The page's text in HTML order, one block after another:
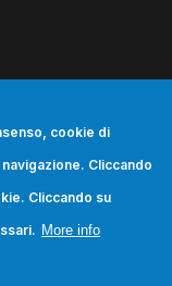
cookie di
Cliccando
Cliccando su
More info